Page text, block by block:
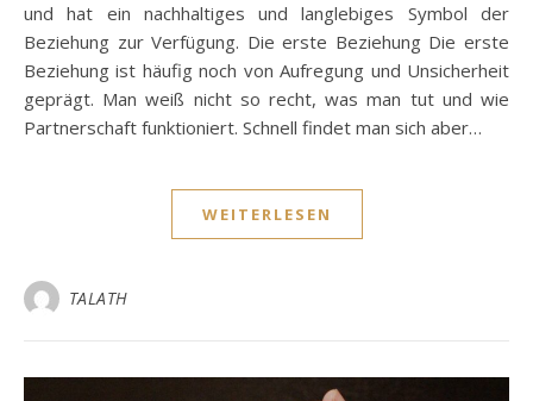
und hat ein nachhaltiges und langlebiges Symbol der
Beziehung zur Verfügung. Die erste Beziehung Die erste
Beziehung ist häufig noch von Aufregung und Unsicherheit
geprägt. Man weiß nicht so recht, was man tut und wie
Partnerschaft funktioniert. Schnell findet man sich aber…
WEITERLESEN
TALATH